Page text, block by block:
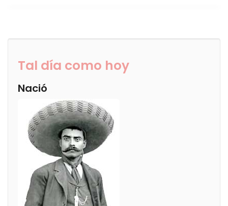
Tal día como hoy
Nació